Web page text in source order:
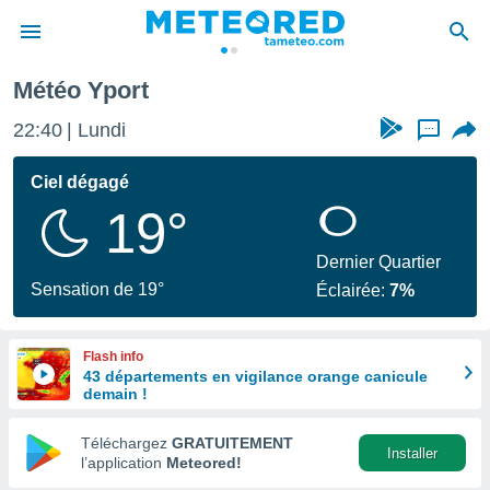
de
en
Météo Yport
22:40 Lundi ...
Ciel dégagé
19°
Sensation de 19°
Dernier Quartier
Éclairée:7%
Flash info
43 départements en vigilance orange canicule
demain !
Téléchargez GRATUITEMENT
l’application Meteored!
Installer